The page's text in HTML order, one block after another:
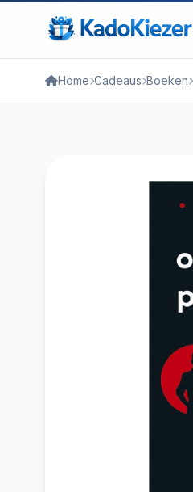
Home Cadeaus Boeken